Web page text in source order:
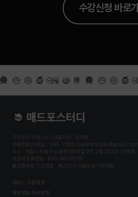
수강신청 바로
주식회사 비베스트 | 대표이사 : 김정동
전화번호/이메일 : 1661-7661 / madforstudy@gmail.com
주소 : 서울시 도봉구 도봉로150다길 28, 2층 202호 (방학동,
사업자등록번호 : 625-88-01295
통신판매업 신고번호 : 제2025-서울도봉-0418호
서비스 이용약관
개인정보 처리방침